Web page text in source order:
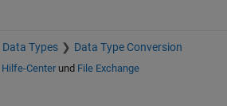
Data Types Data Type Conversion
Hilfe-Centerund File Exchange